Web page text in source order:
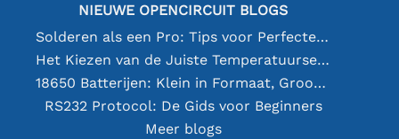
NIEUWE OPENCIRCUIT BLOGS
Solderen als een Pro: Tips voor Perfecte Elektronische Verbindingen
Het Kiezen van de Juiste Temperatuursensor [youtube]
18650 Batterijen: Klein in Formaat, Groot in Prestatie
RS232 Protocol: De Gids voor Beginners
Meer blogs